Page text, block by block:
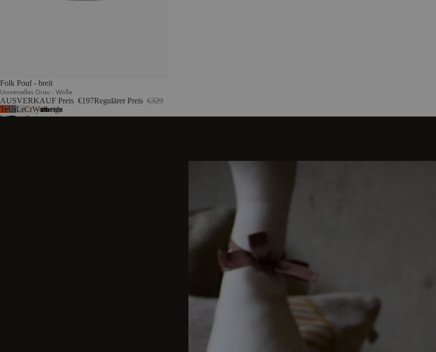
Folk Pouf - breit
Universelles Grau - Wolle
AUSVERKAUF Preis €197Regulärer Preis €329
Terrakotta-
Wolle
Universelles
Grau
Lehmgrau
meliert
Cremebeige
Wolkenbeige Bouclé
5weitere